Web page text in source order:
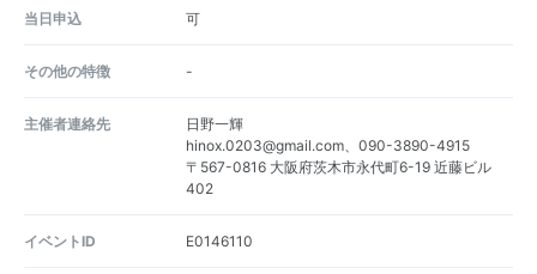
当日申込 可
その他の特徴 -
主催者連絡先
日野一輝
hinox.0203@gmail.com、090-3890-4915
〒567-0816 大阪府茨木市永代町6-19 近藤ビル
402
イベントID E0146110